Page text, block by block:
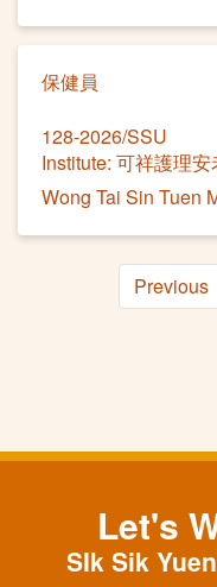
保健員
128-2026/SSU
Institute: 可祥護理
Wong Tai Sin Tuen
Previous
Let's
SIk Sik